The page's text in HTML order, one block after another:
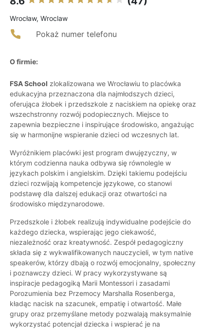
Wrocław, Wroclaw
Pokaż numer telefonu
O firmie:
FSA School zlokalizowana we Wrocławiu to placówka
edukacyjna przeznaczona dla najmłodszych dzieci,
oferująca żłobek i przedszkole z naciskiem na opiekę oraz
wszechstronny rozwój podopiecznych. Miejsce to
zapewnia bezpieczne i inspirujące środowisko, angażując
się w harmonijne wspieranie dzieci od wczesnych lat.
Wyróżnikiem placówki jest program dwujęzyczny, w
którym codzienna nauka odbywa się równolegle w
językach polskim i angielskim. Dzięki takiemu podejściu
dzieci rozwijają kompetencje językowe, co stanowi
podstawę dla dalszej edukacji oraz otwartości na
środowisko międzynarodowe.
Przedszkole i żłobek realizują indywidualne podejście do
każdego dziecka, wspierając jego ciekawość,
niezależność oraz kreatywność. Zespół pedagogiczny
składa się z wykwalifikowanych nauczycieli, w tym native
speakerów, którzy dbają o rozwój emocjonalny, społeczny
i poznawczy dzieci. W pracy wykorzystywane są
inspiracje pedagogiką Marii Montessori i zasadami
Porozumienia bez Przemocy Marshalla Rosenberga,
kładąc nacisk na szacunek, empatię i otwartość. Małe
grupy oraz przemyślane metody pozwalają maksymalnie
wykorzystać potencjał dziecka i wspierać je na